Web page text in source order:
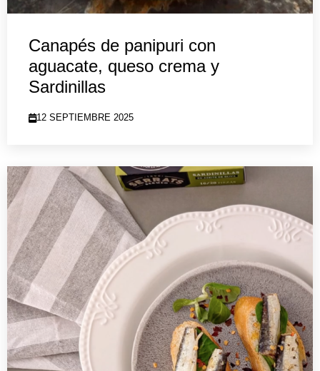
Canapés de panipuri con
aguacate, queso crema y
Sardinillas
12 SEPTIEMBRE 2025